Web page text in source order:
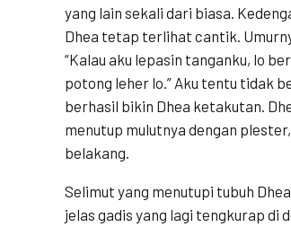
yang lain sekali dari biasa.
Dhea tetap terlihat cantik.
“Kalau aku lepasin tanganku, lo
potong leher lo.” Aku tentu tidak
berhasil bikin Dhea ketakutan.
menutup mulutnya dengan
belakang.
Selimut yang menutupi tubuh
jelas gadis yang lagi tengkurap di